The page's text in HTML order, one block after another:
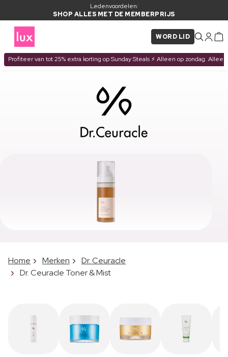
Ledenvoordelen:
SHOP ALLES MET DE MEMBERPRIJS
WORD LID
Profiteer van tot 25% extra korting op Sunday Steals ⚡ Alleen op zondag.
Home Merken
Dr. Ceuracle
Dr. Ceuracle Toner & Mist